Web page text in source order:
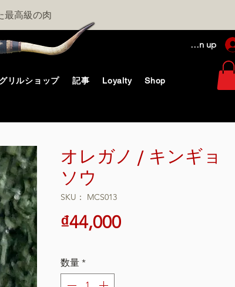
最高級の肉
Log In / Sign up
グリルショップ 記事 Loyalty Shop
オレガノ / キンギョ
ソウ
SKU： MCS013
₫44,000価
数量 *